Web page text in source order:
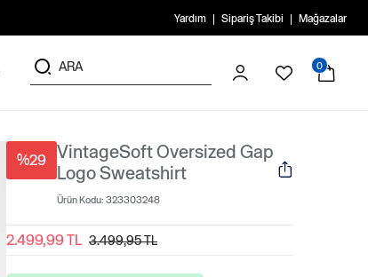
Yardım Sipariş Takibi Mağazalar
0
%29
VintageSoft Oversized Gap
Logo Sweatshirt
Ürün Kodu: 323303248
2.499,99 TL 3.499,95 TL